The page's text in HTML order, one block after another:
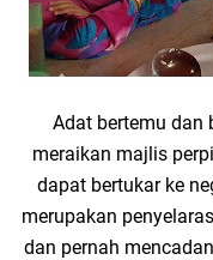
Adat bertemu dan
meraikan majlis
dapat bertukar ke
merupakan
dan pernah